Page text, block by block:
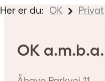
Her er du: OK Privat
OK a.m.b.a.